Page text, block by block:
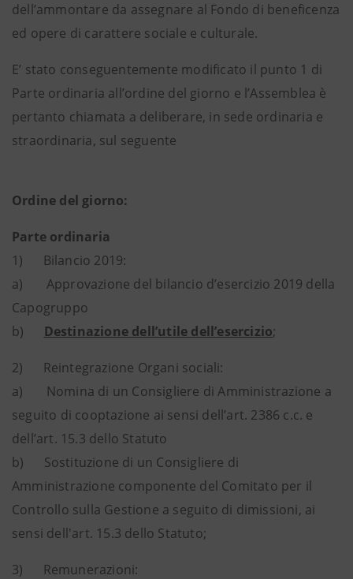
dell’ammontare da assegnare al Fondo di beneficenza
ed opere di carattere sociale e culturale.
E’ stato conseguentemente modificato il punto 1 di
Parte ordinaria all’ordine del giorno e l’Assemblea è
pertanto chiamata a deliberare, in sede ordinaria e
straordinaria, sul seguente
Ordine del giorno:
Parte ordinaria
1) Bilancio 2019:
a) Approvazione del bilancio d’esercizio 2019 della
Capogruppo
b) Destinazione dell’utile dell’esercizio;
2) Reintegrazione Organi sociali:
a) Nomina di un Consigliere di Amministrazione a
seguito di cooptazione ai sensi dell’art. 2386 c.c. e
dell’art. 15.3 dello Statuto
b) Sostituzione di un Consigliere di
Amministrazione componente del Comitato per il
Controllo sulla Gestione a seguito di dimissioni, ai
sensi dell'art. 15.3 dello Statuto;
3) Remunerazioni: